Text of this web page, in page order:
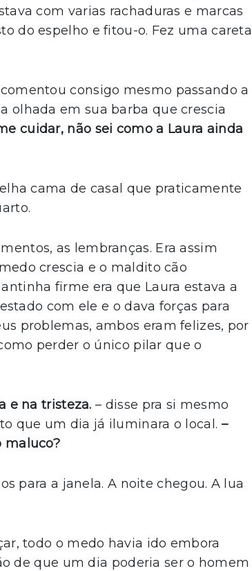
com varias rachaduras e marcas
do espelho e fitou-o. Fez uma careta
consigo mesmo passando a
olhada em sua barba que crescia
cuidar, não sei como a Laura ainda
cama de casal que praticamente
as lembranças. Era assim
crescia e o maldito cão
firme era que Laura estava a
com ele e o dava forças para
problemas, ambos eram felizes, por
perder o único pilar que o
e na tristeza. – disse pra si mesmo
que um dia já iluminara o local. –
maluco?
para a janela. A noite chegou. A lua
todo o medo havia ido embora
de que um dia poderia ser o homem